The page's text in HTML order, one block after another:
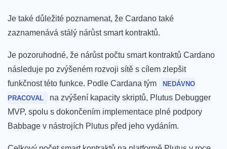
Je také důležité poznamenat, že Cardano také
zaznamenává stálý nárůst smart kontraktů.
Je pozoruhodné, že nárůst počtu smart kontraktů Cardano
následuje po zvýšeném rozvoji sítě s cílem zlepšit
funkčnost této funkce. Podle Cardana tým
NEDÁVNO
PRACOVAL
na zvýšení kapacity skriptů, Plutus Debugger
MVP, spolu s dokončením implementace plné podpory
Babbage v nástrojích Plutus před jeho vydáním.